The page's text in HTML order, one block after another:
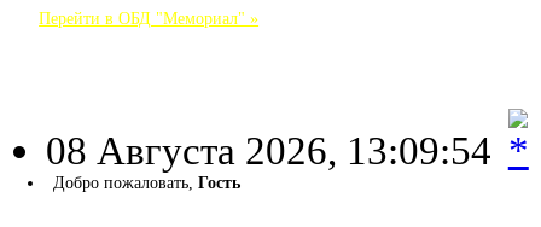
Перейти в ОБД "Мемориал" »
08 Августа 2026, 13:09:54
Добро пожаловать,Гость